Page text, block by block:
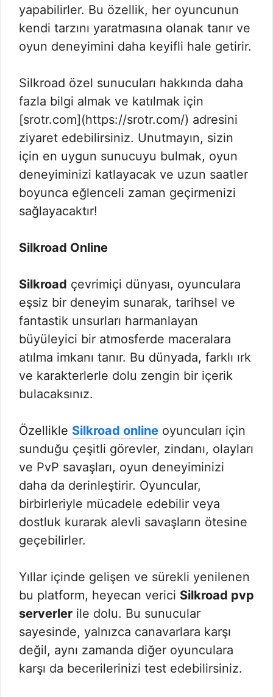
yapabilirler. Bu özellik, her oyuncunun
kendi tarzını yaratmasına olanak tanır ve
oyun deneyimini daha keyifli hale getirir.
Silkroad özel sunucuları hakkında daha
fazla bilgi almak ve katılmak için
[srotr.com](https://srotr.com/) adresini
ziyaret edebilirsiniz. Unutmayın, sizin
için en uygun sunucuyu bulmak, oyun
deneyiminizi katlayacak ve uzun saatler
boyunca eğlenceli zaman geçirmenizi
sağlayacaktır!
Silkroad Online
Silkroad çevrimiçi dünyası, oyunculara
eşsiz bir deneyim sunarak, tarihsel ve
fantastik unsurları harmanlayan
büyüleyici bir atmosferde maceralara
atılma imkanı tanır. Bu dünyada, farklı ırk
ve karakterlerle dolu zengin bir içerik
bulacaksınız.
Özellikle Silkroad online oyuncuları için
sunduğu çeşitli görevler, zindanı, olayları
ve PvP savaşları, oyun deneyiminizi
daha da derinleştirir. Oyuncular,
birbirleriyle mücadele edebilir veya
dostluk kurarak alevli savaşların ötesine
geçebilirler.
Yıllar içinde gelişen ve sürekli yenilenen
bu platform, heyecan verici Silkroad pvp
serverler ile dolu. Bu sunucular
sayesinde, yalnızca canavarlara karşı
değil, aynı zamanda diğer oyunculara
karşı da becerilerinizi test edebilirsiniz.